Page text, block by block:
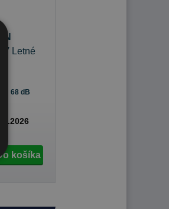
V Letné
68 dB
košíka